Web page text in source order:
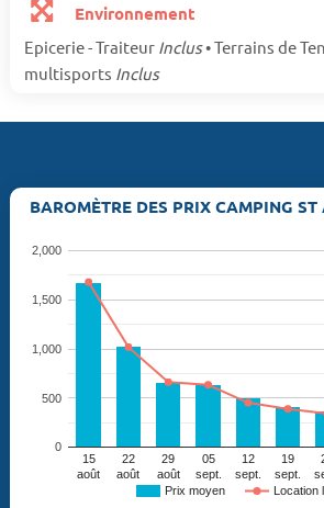
Environnement
Epicerie - Traiteur Inclus• Terrains de
multisports Inclus
BAROMÈTRE DES PRIX CAMPING
Prix moyen Location
15
août
22
août
29
août
05
sept.
12
sept.
19
sept.
0
500
1,000
1,500
2,000